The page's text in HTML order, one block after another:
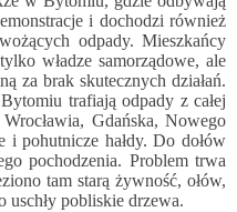
i dochodzi również
odpady. Mieszkańcy
władze samorządowe, ale
za brak skutecznych działań.
trafiają odpady z całej
Gdańska, Nowego
i pohutnicze hałdy. Do dołów
pochodzenia. Problem trwa
tam starą żywność, ołów,
uschły pobliskie drzewa.